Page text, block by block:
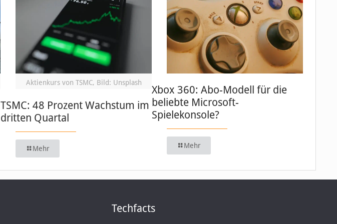
Aktienkurs von TSMC, Bild: Unsplash
TSMC: 48 Prozent Wachstum im
dritten Quartal
Mehr
Xbox 360: Abo-Modell für die
beliebte Microsoft-
Spielekonsole?
Mehr
Techfacts